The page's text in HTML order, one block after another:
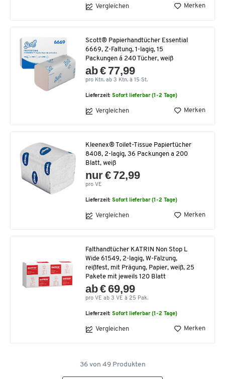
Vergleichen Merken
Scott® Papierhandtücher Essential
6669, Z-Faltung, 1-lagig, 15
Packungen á 240 Tücher, weiß
ab € 77,99
pro Ktn. ab 3 Ktn. à 15 St.
Lieferzeit:Sofort lieferbar (1-2 Tage)
Vergleichen Merken
Kleenex® Toilet-Tissue Papiertücher
8408, 2-lagig, 36 Packungen a 200
Blatt, weiß
nur € 72,99
pro VE
Lieferzeit:Sofort lieferbar (1-2 Tage)
Vergleichen Merken
Falthandtücher KATRIN Non Stop L
Wide 61549, 2-lagig, W-Falzung,
reißfest, mit Prägung, Papier, weiß, 25
Pakete mit jeweils 120 Blatt
ab € 69,99
pro VE ab 3 VE à 25 Pak.
Lieferzeit:Sofort lieferbar (1-2 Tage)
Vergleichen Merken
36von 49Produkten